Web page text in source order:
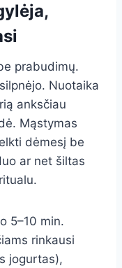
prabudimų.
Nuotaika
anksčiau
Mąstymas
dėmesį be
ar net šiltas
5–10 min.
rinkausi
jogurtas),